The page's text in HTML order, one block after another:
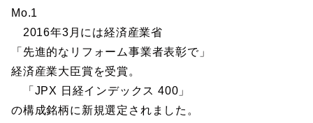
Mo.1
2016年3月には経済産業省
「先進的なリフォーム事業者表彰で」
経済産業大臣賞を受賞。
「JPX 日経インデックス 400」
の構成銘柄に新規選定されました。